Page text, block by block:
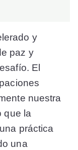
y
paz y
El
nuestra
que la
práctica
una